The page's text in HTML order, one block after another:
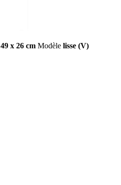
49 x 26 cm Modèle lisse (V)